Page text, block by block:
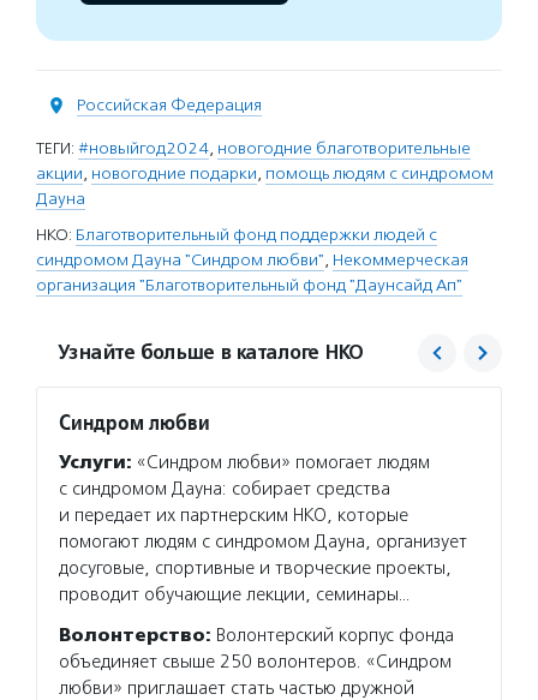
Российская Федерация
ТЕГИ: #новыйгод2024, новогодние благотворительные
акции, новогодние подарки, помощь людям с синдромом
Дауна
НКО: Благотворительный фонд поддержки людей с
синдромом Дауна "Синдром любви", Некоммерческая
организация "Благотворительный фонд "Даунсайд Ап"
Узнайте больше в каталоге НКО
Синдром любви
Услуги: «Синдром любви» помогает людям
с синдромом Дауна: собирает средства
и передает их партнерским НКО, которые
помогают людям с синдромом Дауна, организует
досуговые, спортивные и творческие проекты,
проводит обучающие лекции, семинары…
Волонтерство: Волонтерский корпус фонда
объединяет свыше 250 волонтеров. «Синдром
любви» приглашает стать частью дружной